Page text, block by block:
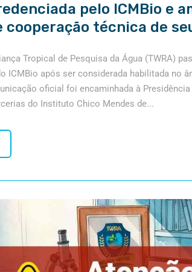
pelo ICMBio e
cooperação técnica de
Tropical de Pesquisa da Água (TWRA)
ICMBio após ser considerada habilitada no
oficial foi encaminhada à
do Instituto Chico Mendes de...